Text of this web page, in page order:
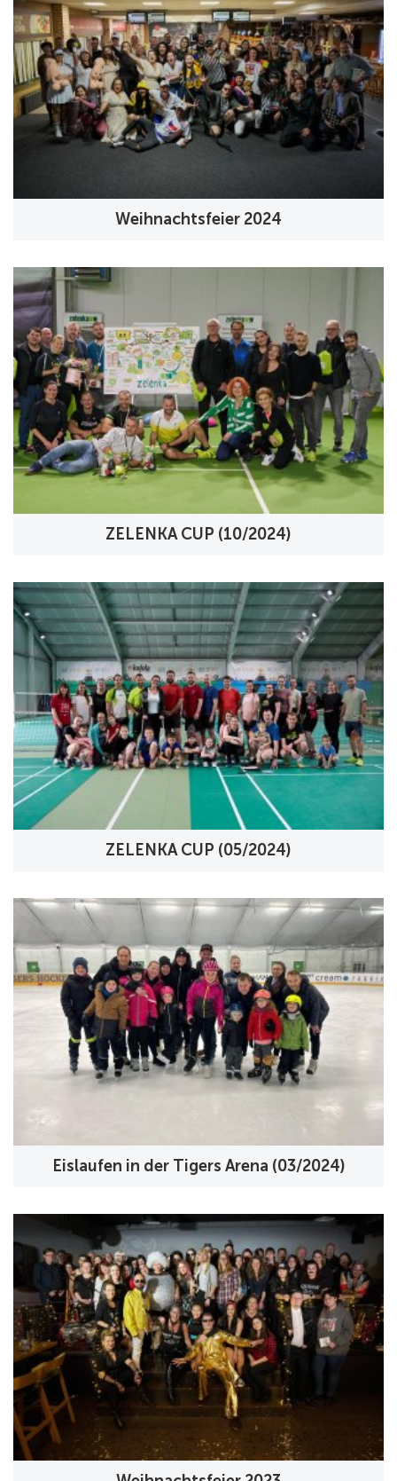
Weihnachtsfeier 2024
ZELENKA CUP (10/2024)
ZELENKA CUP (05/2024)
Eislaufen in der Tigers Arena (03/2024)